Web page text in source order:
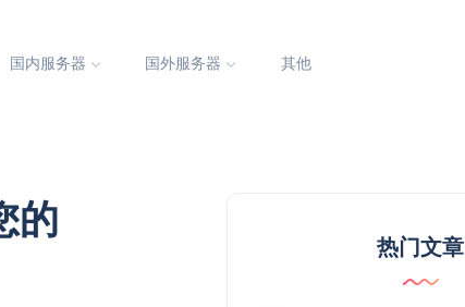
国内服务器 国外服务器 其他
的
热门文章